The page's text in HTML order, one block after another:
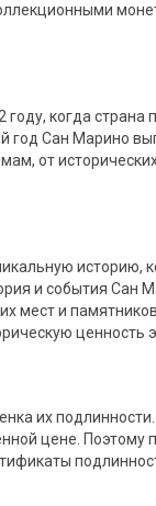
когда страна
год Сан Марино
от
историю,
и события Сан
мест и
ценность
их
цене. Поэтому